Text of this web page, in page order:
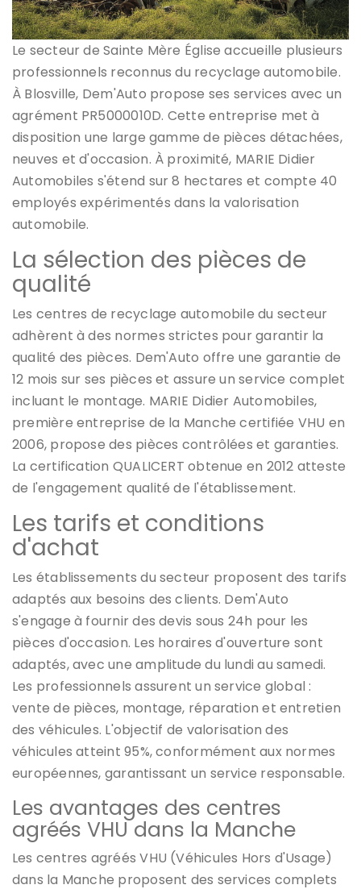
Le secteur de Sainte Mère Église accueille plusieurs
professionnels reconnus du recyclage automobile.
À Blosville, Dem'Auto propose ses services avec un
agrément PR5000010D. Cette entreprise met à
disposition une large gamme de pièces détachées,
neuves et d'occasion. À proximité, MARIE Didier
Automobiles s'étend sur 8 hectares et compte 40
employés expérimentés dans la valorisation
automobile.
La sélection des pièces de
qualité
Les centres de recyclage automobile du secteur
adhèrent à des normes strictes pour garantir la
qualité des pièces. Dem'Auto offre une garantie de
12 mois sur ses pièces et assure un service complet
incluant le montage. MARIE Didier Automobiles,
première entreprise de la Manche certifiée VHU en
2006, propose des pièces contrôlées et garanties.
La certification QUALICERT obtenue en 2012 atteste
de l'engagement qualité de l'établissement.
Les tarifs et conditions
d'achat
Les établissements du secteur proposent des tarifs
adaptés aux besoins des clients. Dem'Auto
s'engage à fournir des devis sous 24h pour les
pièces d'occasion. Les horaires d'ouverture sont
adaptés, avec une amplitude du lundi au samedi.
Les professionnels assurent un service global :
vente de pièces, montage, réparation et entretien
des véhicules. L'objectif de valorisation des
véhicules atteint 95%, conformément aux normes
européennes, garantissant un service responsable.
Les avantages des centres
agréés VHU dans la Manche
Les centres agréés VHU (Véhicules Hors d'Usage)
dans la Manche proposent des services complets